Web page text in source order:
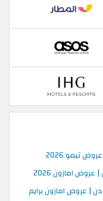
امازون 2026
| عروض امازون برايم